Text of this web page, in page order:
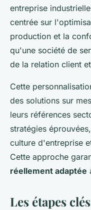
entreprise
centrée sur
production et la
qu'une société de
de la relation client
Cette
des solutions sur
leurs références
stratégies
culture d'entreprise
Cette approche
réellement adaptée
Les étapes